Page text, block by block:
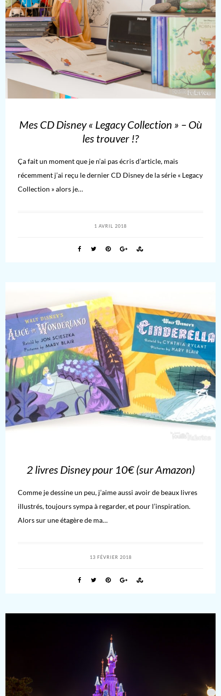
Mes CD Disney « Legacy Collection » – Où
les trouver !?
Ça fait un moment que je n’ai pas écris d’article, mais
récemment j’ai reçu le dernier CD Disney de la série « Legacy
Collection » alors je…
1 AVRIL 2018
2 livres Disney pour 10€ (sur Amazon)
Comme je dessine un peu, j’aime aussi avoir de beaux livres
illustrés, toujours sympa à regarder, et pour l’inspiration.
Alors sur une étagère de ma…
13 FÉVRIER 2018